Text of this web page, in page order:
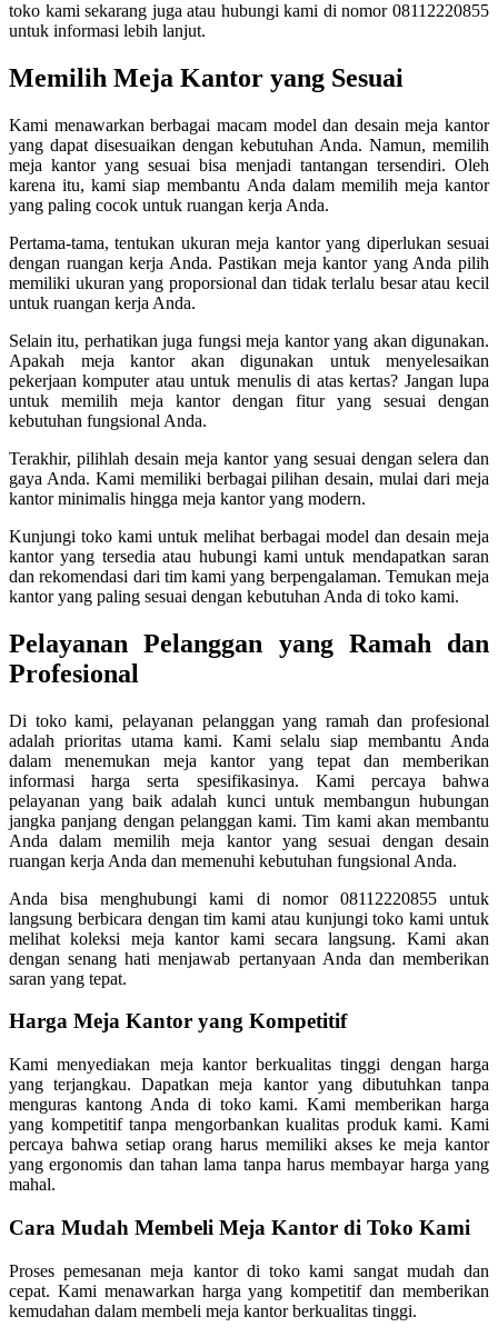
toko kami sekarang juga atau hubungi kami di nomor 08112220855
untuk informasi lebih lanjut.
Memilih Meja Kantor yang Sesuai
Kami menawarkan berbagai macam model dan desain meja kantor
yang dapat disesuaikan dengan kebutuhan Anda. Namun, memilih
meja kantor yang sesuai bisa menjadi tantangan tersendiri. Oleh
karena itu, kami siap membantu Anda dalam memilih meja kantor
yang paling cocok untuk ruangan kerja Anda.
Pertama-tama, tentukan ukuran meja kantor yang diperlukan sesuai
dengan ruangan kerja Anda. Pastikan meja kantor yang Anda pilih
memiliki ukuran yang proporsional dan tidak terlalu besar atau kecil
untuk ruangan kerja Anda.
Selain itu, perhatikan juga fungsi meja kantor yang akan digunakan.
Apakah meja kantor akan digunakan untuk menyelesaikan
pekerjaan komputer atau untuk menulis di atas kertas? Jangan lupa
untuk memilih meja kantor dengan fitur yang sesuai dengan
kebutuhan fungsional Anda.
Terakhir, pilihlah desain meja kantor yang sesuai dengan selera dan
gaya Anda. Kami memiliki berbagai pilihan desain, mulai dari meja
kantor minimalis hingga meja kantor yang modern.
Kunjungi toko kami untuk melihat berbagai model dan desain meja
kantor yang tersedia atau hubungi kami untuk mendapatkan saran
dan rekomendasi dari tim kami yang berpengalaman. Temukan meja
kantor yang paling sesuai dengan kebutuhan Anda di toko kami.
Pelayanan Pelanggan yang Ramah dan
Profesional
Di toko kami, pelayanan pelanggan yang ramah dan profesional
adalah prioritas utama kami. Kami selalu siap membantu Anda
dalam menemukan meja kantor yang tepat dan memberikan
informasi harga serta spesifikasinya. Kami percaya bahwa
pelayanan yang baik adalah kunci untuk membangun hubungan
jangka panjang dengan pelanggan kami. Tim kami akan membantu
Anda dalam memilih meja kantor yang sesuai dengan desain
ruangan kerja Anda dan memenuhi kebutuhan fungsional Anda.
Anda bisa menghubungi kami di nomor 08112220855 untuk
langsung berbicara dengan tim kami atau kunjungi toko kami untuk
melihat koleksi meja kantor kami secara langsung. Kami akan
dengan senang hati menjawab pertanyaan Anda dan memberikan
saran yang tepat.
Harga Meja Kantor yang Kompetitif
Kami menyediakan meja kantor berkualitas tinggi dengan harga
yang terjangkau. Dapatkan meja kantor yang dibutuhkan tanpa
menguras kantong Anda di toko kami. Kami memberikan harga
yang kompetitif tanpa mengorbankan kualitas produk kami. Kami
percaya bahwa setiap orang harus memiliki akses ke meja kantor
yang ergonomis dan tahan lama tanpa harus membayar harga yang
mahal.
Cara Mudah Membeli Meja Kantor di Toko Kami
Proses pemesanan meja kantor di toko kami sangat mudah dan
cepat. Kami menawarkan harga yang kompetitif dan memberikan
kemudahan dalam membeli meja kantor berkualitas tinggi.